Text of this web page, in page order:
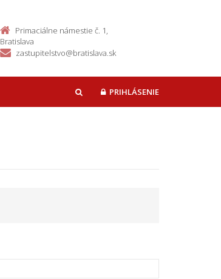
Primaciálne námestie č. 1,
Bratislava
zastupitelstvo@bratislava.sk
HĽADAŤPRIHLÁSENIE